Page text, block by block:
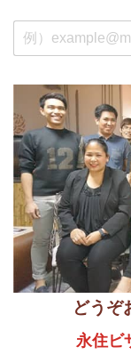
どうぞ
永住ビ